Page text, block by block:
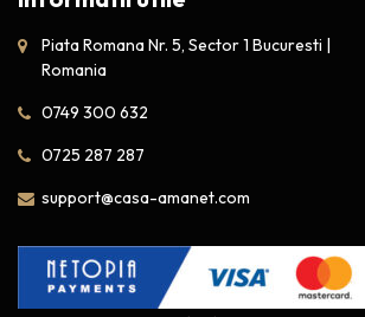
Piata Romana Nr. 5, Sector 1 Bucuresti |
Romania
0749 300 632
0725 287 287
support@casa-amanet.com